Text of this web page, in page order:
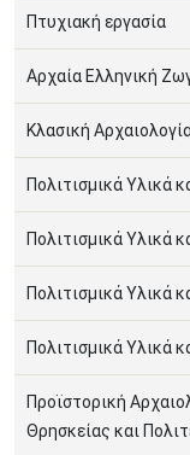
Πτυχιακή εργασία
Αρχαία Ελληνική
Κλασική
Πολιτισμικά Υλικά
Πολιτισμικά Υλικά
Πολιτισμικά Υλικά
Πολιτισμικά Υλικά
Προϊστορική
Θρησκείας και